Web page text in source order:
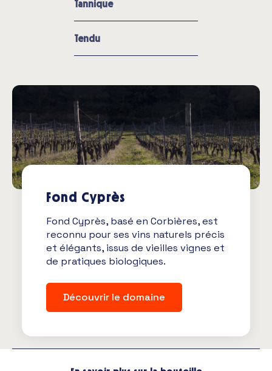
Tannique
Tendu
Fond Cyprès
Fond Cyprès, basé en Corbières, est
reconnu pour ses vins naturels précis
et élégants, issus de vieilles vignes et
de pratiques biologiques.
Découvrir le domaine